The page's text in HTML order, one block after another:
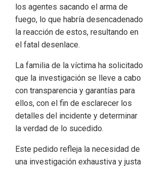
los agentes sacando el arma de
fuego, lo que habría desencadenado
la reacción de estos, resultando en
el fatal desenlace.
La familia de la víctima ha solicitado
que la investigación se lleve a cabo
con transparencia y garantías para
ellos, con el fin de esclarecer los
detalles del incidente y determinar
la verdad de lo sucedido.
Este pedido refleja la necesidad de
una investigación exhaustiva y justa